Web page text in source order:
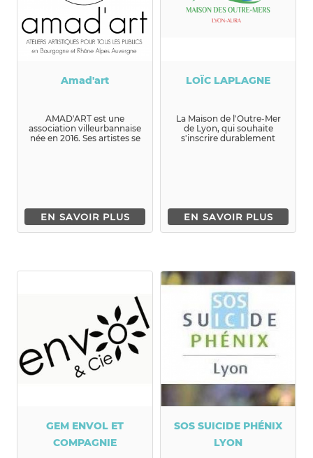
Amad'art
AMAD'ART est une
association villeurbannaise
née en 2016. Ses artistes se
EN SAVOIR PLUS
LOÏC LAPLAGNE
La Maison de l'Outre-Mer
de Lyon, qui souhaite
s'inscrire durablement
EN SAVOIR PLUS
GEM ENVOL ET
COMPAGNIE
SOS SUICIDE PHÉNIX
LYON